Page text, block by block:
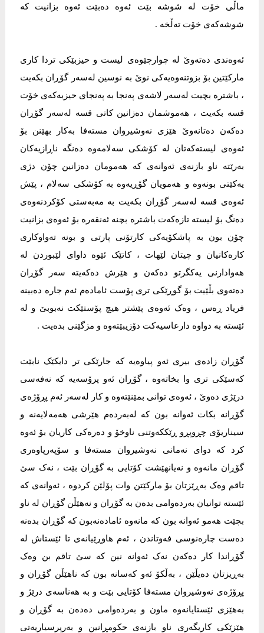
ماڵی خۆت لە شوشە بێت ئەوە دەبێت ئەوە بزانیت کە
شوشەکەی خۆت تەڵخە .
ئەوەندی دەتەوێ لە چوارچێوەی لیست و حیزبێکی تردا کاری
مارکێتین بۆ بزوتنەوەیەکی نوێ بە نوسین لەسەر گۆڕان بکەیت
، باشترە بچیت لەسەر لاشەی پەنجا بە پەنجای حیزبەکەی خۆت
قسە بکەیت ، هەموشمان دەزانین کاتی قسە لەسەر گۆڕان
دەکەن دەتانەوێ هێزی نەوشیروان مستەفا بەکار بهێنن بۆ
ئەوەی لیستەکەتان لە کۆشکی سەلامەوە دەنگە ناڕازیەکان
بەرێتە ناو بازنەی ئەوانەی کە هەمومان دەزانین چۆن دژی
یەکێتی بونەوە و هەمویان گۆڕیەوە بە کۆشکی سەلام ، پێش
ئەوەی قسە لەسەر گۆڕان بکەیت بە مەبەستی کۆکردنەوەی
دەنگ بۆ لیستە تازەکەت باشترە بچنە ئەنقەرە بۆ ئەوەی بزانیت
چۆن بون بە پاشکۆیەکی کارتۆنی پارتی و بونە تەواوکاری
کارەکانیان و چیتان لێهات ، کاتێک ئێوە داوای لێبوردن لە
هەوادارنی یەکگرتو دەکەن و هێرش دەکەیتە سەر گۆڕان
دەتەوی بڵێیت بۆ گوڕێکی تری پۆست ئامادەم ئەم جارە دەبینە
فریاد ڕەس ، وەک ئەوەی پێشتر هیچ پۆستێکت نەبوبێ و لە
ئێستە بە دواوە دارعاسیەکت دۆزیبێتەوە و مزگێنی بدەیت .
گۆڕان زادەی بیری ئەو پیاوەیە کە جارێکی تر دایكێک نابێت
کەسێکی تری وا بخاتەوە ، گۆڕان ئەو پرۆسەیە کە نەفەسی
درێژی دەوێ ، ئەوەی توانی بمێنێتەوە و کار لەسەر ئەم پڕۆژەی
گۆڕانە بکات ئەوانە بون کە لەبەردەم هێرشی هەمەلایەنە و
سیناریۆی چڕوپڕو ڕێککەوتنی ناوخۆ و دەرەکی کاریان بۆ ئەوە
کرد کە دوای نەمانی نەوشیروان مستەفا و سۆپەرپاوەری
گۆڕان مانەوە و نەیانهێشت کۆتایی بە گۆڕان بێت ، نەک سێ
تاقم وەک بەڕێزتان بۆ مارکێتن وات پۆلێن کردوە ، ئەوانەی کە
ئێستە توانیان بەردەوامی بدەن بە گۆڕان و نەهێڵن گۆڕان لە ناو
بچێت هەمو ئەوانە بون کە مانەوە ئامادەنەبون کە گۆڕان بدەنە
دەست چارەنوسی فەوتاندن ، ئەم هاوڕێیانەی تا ئێستاش لە
گۆڕاندا کار دەکەن نەک ئەوانە نین کە سێ تاقم بن وەک
بەڕیزتان دەیڵێن ، بەڵکۆ ئەو کەسانە بون کە ناهێڵن گۆڕان و
پڕۆژەی نەوشیروان مستەفا کۆتایی بێت و بە هەناسەی درێژ و
بەهێزی ئێستایانەوە ماون و بەردەوامی دەدەن بە گۆڕان و
هێزێکی کاریگەری ناو بازنەی حکومڕانین و بەرپرسیاریەتی